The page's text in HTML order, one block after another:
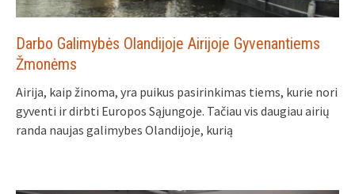
Darbo Galimybės Olandijoje Airijoje Gyvenantiems
Žmonėms
Airija, kaip žinoma, yra puikus pasirinkimas tiems, kurie nori
gyventi ir dirbti Europos Sąjungoje. Tačiau vis daugiau airių
randa naujas galimybes Olandijoje, kurią